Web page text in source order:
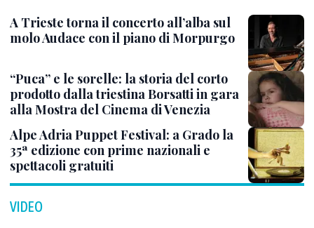
A Trieste torna il concerto all’alba sul
molo Audace con il piano di Morpurgo
“Puca” e le sorelle: la storia del corto
prodotto dalla triestina Borsatti in gara
alla Mostra del Cinema di Venezia
Alpe Adria Puppet Festival: a Grado la
35ª edizione con prime nazionali e
spettacoli gratuiti
VIDEO